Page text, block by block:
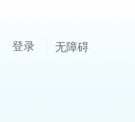
登录 无障碍